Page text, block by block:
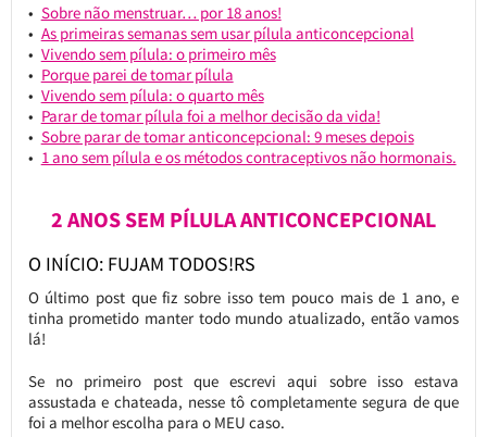
Sobre não menstruar… por 18 anos!
As primeiras semanas sem usar pílula anticoncepcional
Vivendo sem pílula: o primeiro mês
Porque parei de tomar pílula
Vivendo sem pílula: o quarto mês
Parar de tomar pílula foi a melhor decisão da vida!
Sobre parar de tomar anticoncepcional: 9 meses depois
1 ano sem pílula e os métodos contraceptivos não hormonais.
2 ANOS SEM PÍLULA ANTICONCEPCIONAL
O INÍCIO: FUJAM TODOS!RS
O último post que fiz sobre isso tem pouco mais de 1 ano, e
tinha prometido manter todo mundo atualizado, então vamos
lá!
Se no primeiro post que escrevi aqui sobre isso estava
assustada e chateada, nesse tô completamente segura de que
foi a melhor escolha para o MEU caso.